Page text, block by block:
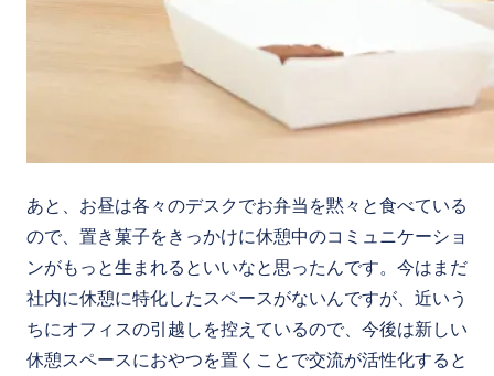
あと、お昼は各々のデスクでお弁当を黙々と食べている
ので、置き菓子をきっかけに休憩中のコミュニケーショ
ンがもっと生まれるといいなと思ったんです。今はまだ
社内に休憩に特化したスペースがないんですが、近いう
ちにオフィスの引越しを控えているので、今後は新しい
休憩スペースにおやつを置くことで交流が活性化すると